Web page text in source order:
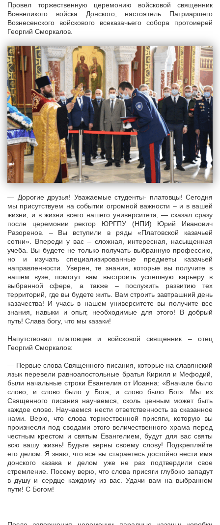
Провел торжественную церемонию войсковой священник
Всевеликого войска Донского, настоятель Патриаршего
Вознесенского войскового всеказачьего собора протоиерей
Георгий Сморкалов.
— Дорогие друзья! Уважаемые студенты- платовцы! Сегодня
мы присутствуем на событии огромной важности – и в вашей
жизни, и в жизни всего нашего университета, — сказал сразу
после церемонии ректор ЮРГПУ (НПИ) Юрий Иванович
Разоренов. – Вы вступили в ряды «Платовской казачьей
сотни». Впереди у вас – сложная, интересная, насыщенная
учеба. Вы будете не только получать выбранную профессию,
но и изучать специализированные предметы казачьей
направленности. Уверен, те знания, которые вы получите в
нашем вузе, помогут вам выстроить успешную карьеру в
выбранной сфере, а также – послужить развитию тех
территорий, где вы будете жить. Вам строить завтрашний день
казачества! И учась в нашем университете вы получите все
знания, навыки и опыт, необходимые для этого! В добрый
путь! Слава богу, что мы казаки!
Напутствовал платовцев и войсковой священник – отец
Георгий Сморкалов:
— Первые слова Священного писания, которые на славянский
язык перевели равноапостольные братья Кирилл и Мефодий,
были начальные строки Евангелия от Иоанна: «Вначале было
слово, и слово было у Бога, и слово было Бог». Мы из
Священного писания научаемся, сколь ценным может быть
каждое слово. Научаемся нести ответственность за сказанное
нами. Верю, что слова торжественной присяги, которую вы
произнесли под сводами этого величественного храма перед
честным крестом и святым Евангелием, будут для вас святы
всю вашу жизнь! Будьте верны своему слову! Подкрепляйте
его делом. Я знаю, что все вы стараетесь достойно нести имя
донского казака и делом уже не раз подтвердили свое
стремление. Посему верю, что слова присяги глубоко западут
в душу и сердце каждому из вас. Удачи вам на выбранном
пути! С Богом!